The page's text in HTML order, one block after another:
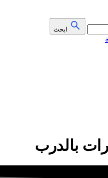
ابحث
بالدرب